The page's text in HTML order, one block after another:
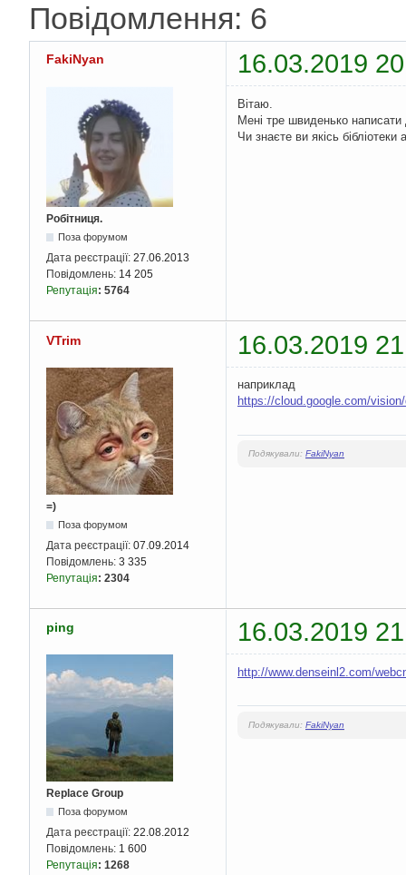
Повідомлення: 6
FakiNyan 16.03.2019
Робітниця.
Поза форумом
Дата реєстрації: 27.06.2013
Повідомлень: 14 205
Репутація: 5764
Вітаю.
Мені тре швиденько
Чи знаєте ви якісь
VTrim 16.03.2019
=)
Поза форумом
Дата реєстрації: 07.09.2014
Повідомлень: 3 335
Репутація: 2304
наприклад
https://cloud.google.com/
Подякували: FakiNyan
ping 16.03.2019
Replace Group
Поза форумом
Дата реєстрації: 22.08.2012
Повідомлень: 1 600
Репутація: 1268
http://www.denseinl2.com/
Подякували: FakiNyan